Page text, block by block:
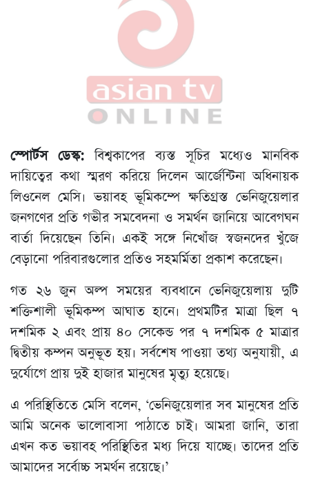
স্পোর্টস ডেস্ক:বিশ্বকাপের ব্যস্ত সূচির মধ্যেও মানবিক
দায়িত্বের কথা স্মরণ করিয়ে দিলেন আর্জেন্টিনা অধিনায়ক
লিওনেল মেসি। ভয়াবহ ভূমিকম্পে ক্ষতিগ্রস্ত ভেনিজুয়েলার
জনগণের প্রতি গভীর সমবেদনা ও সমর্থন জানিয়ে আবেগঘন
বার্তা দিয়েছেন তিনি। একই সঙ্গে নিখোঁজ স্বজনদের খুঁজে
বেড়ানো পরিবারগুলোর প্রতিও সহমর্মিতা প্রকাশ করেছেন।
গত ২৬ জুন অল্প সময়ের ব্যবধানে ভেনিজুয়েলায় দুটি
শক্তিশালী ভূমিকম্প আঘাত হানে। প্রথমটির মাত্রা ছিল ৭
দশমিক ২ এবং প্রায় ৪০ সেকেন্ড পর ৭ দশমিক ৫ মাত্রার
দ্বিতীয় কম্পন অনুভূত হয়। সর্বশেষ পাওয়া তথ্য অনুযায়ী, এ
দুর্যোগে প্রায় দুই হাজার মানুষের মৃত্যু হয়েছে।
এ পরিস্থিতিতে মেসি বলেন, ‘ভেনিজুয়েলার সব মানুষের প্রতি
আমি অনেক ভালোবাসা পাঠাতে চাই। আমরা জানি, তারা
এখন কত ভয়াবহ পরিস্থিতির মধ্য দিয়ে যাচ্ছে। তাদের প্রতি
আমাদের সর্বোচ্চ সমর্থন রয়েছে।’